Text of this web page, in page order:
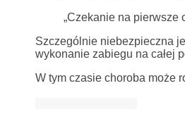
„Czekanie na pierwsze
Szczególnie niebezpieczna
wykonanie zabiegu na całej
W tym czasie choroba może